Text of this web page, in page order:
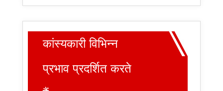
कांस्यकारी विभिन्न
प्रभाव प्रदर्शित करते